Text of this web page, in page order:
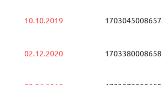
10.10.2019 1703045008657
02.12.2020 1703380008658